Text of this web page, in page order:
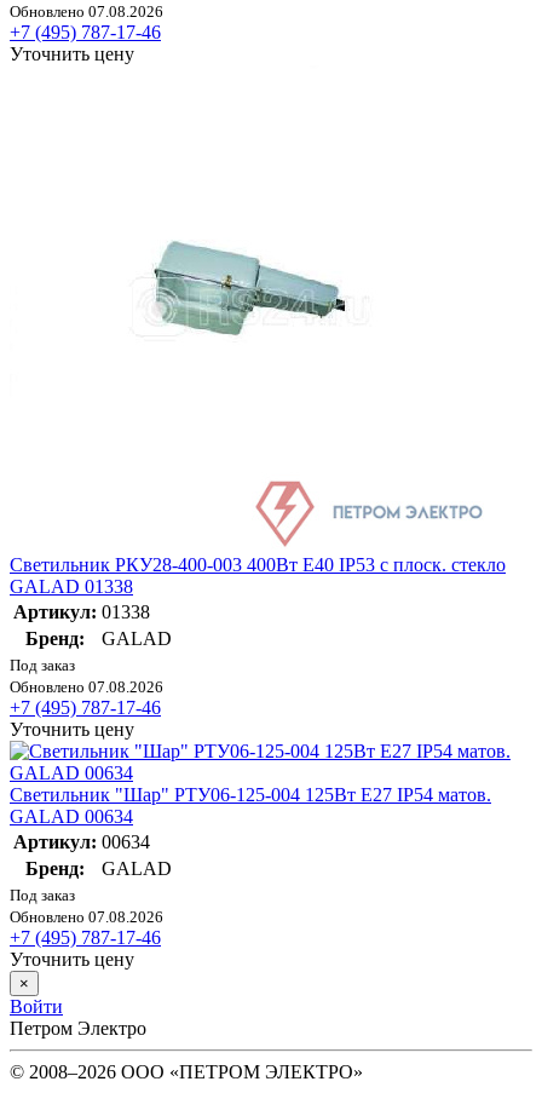
Обновлено 07.08.2026
+7 (495) 787-17-46
Уточнить цену
Светильник РКУ28-400-003 400Вт E40 IP53 с плоск. стекло
GALAD 01338
Артикул: 01338
Бренд:
GALAD
Под заказ
Обновлено 07.08.2026
+7 (495) 787-17-46
Уточнить цену
Светильник "Шар" РТУ06-125-004 125Вт E27 IP54 матов.
GALAD 00634
Артикул: 00634
Бренд:
GALAD
Под заказ
Обновлено 07.08.2026
+7 (495) 787-17-46
Уточнить цену
×
Войти
Петром Электро
© 2008–2026 ООО «ПЕТРОМ ЭЛЕКТРО»